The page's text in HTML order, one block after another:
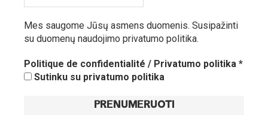
Mes saugome Jūsų asmens duomenis. Susipažinti
su duomenų naudojimo privatumo politika.
Politique de confidentialité / Privatumo politika *
Sutinku su privatumo politika